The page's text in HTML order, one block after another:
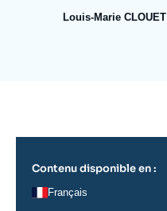
Louis-Marie CLOUET
Contenu disponible en :
Français